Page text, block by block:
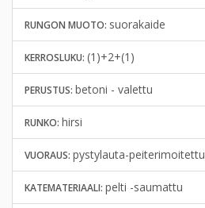
RUNGON MUOTO: suorakaide
KERROSLUKU: (1)+2+(1)
PERUSTUS: betoni - valettu
RUNKO: hirsi
VUORAUS: pystylauta-peiterimoitettu
KATEMATERIAALI: pelti -saumattu